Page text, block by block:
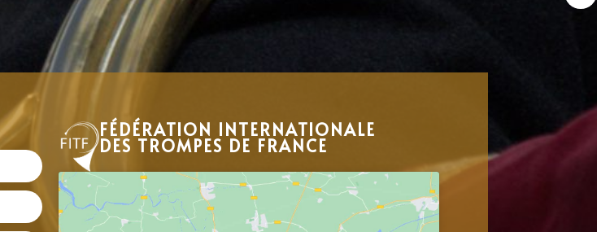
FÉDÉRATION INTERNATIONALE
DES TROMPES DE FRANCE